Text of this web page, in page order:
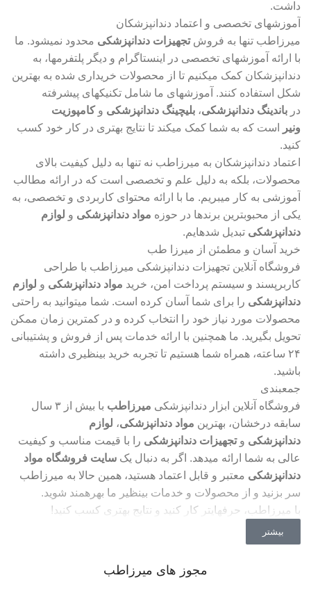
داشت.
آموزشهای تخصصی و اعتماد دندانپزشکان
میرزاطب تنها به فروشتجهیزات دندانپزشکی محدود نمیشود. ما
با ارائه آموزشهای تخصصی در اینستاگرام و دیگر پلتفرمها، به
دندانپزشکان کمک میکنیم تا از محصولات خریداری شده به بهترین
شکل استفاده کنند. آموزشهای ما شامل تکنیکهای پیشرفته
در باندینگ دندانپزشکی، بلیچینگ دندانپزشکی وکامپوزیت
ونیر
است که به شما کمک میکند تا نتایج بهتری در کار خود کسب
کنید.
اعتماد دندانپزشکان به میرزاطب نه تنها به دلیل کیفیت بالای
محصولات، بلکه به دلیل علم و تخصصی است که در ارائه مطالب
آموزشی به کار میبریم. ما با ارائه محتوای کاربردی و تخصصی، به
یکی از محبوبترین برندها در حوزه مواد دندانپزشکی و لوازم
دندانپزشکی تبدیل شدهایم.
خرید آسان و مطمئن از میرزا طب
فروشگاه آنلاین تجهیزات دندانپزشکی میرزاطب با طراحی
کاربرپسند و سیستم پرداخت امن، خرید مواد دندانپزشکی و لوازم
دندانپزشکی را برای شما آسان کرده است. شما میتوانید به راحتی
محصولات مورد نیاز خود را انتخاب کرده و در کمترین زمان ممکن
تحویل بگیرید. ما همچنین با ارائه خدمات پس از فروش و پشتیبانی
۲۴ ساعته، همراه شما هستیم تا تجربه خرید بینظیری داشته
باشید.
جمعبندی
فروشگاه آنلاین ابزار دندانپزشکی میرزاطب
با بیش از ۳ سال
سابقه درخشان، بهترین مواد دندانپزشکی، لوازم
دندانپزشکی وتجهیزات دندانپزشکی را با قیمت مناسب و کیفیت
عالی به شما ارائه میدهد. اگر به دنبال یک سایت فروشگاه مواد
دندانپزشکی معتبر و قابل اعتماد هستید، همین حالا به میرزاطب
سر بزنید و از محصولات و خدمات بینظیر ما بهرهمند شوید.
با میرزاطب، حرفهایتر کار کنید و نتایج بهتری کسب کنید!
بیشتر
مجوز های میرزاطب